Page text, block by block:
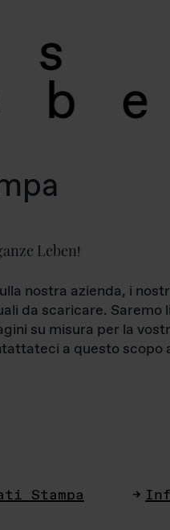
s
b e
Leben!
nostra azienda, i
da scaricare. Saremo
su misura per la
a questo scopo
Stampa